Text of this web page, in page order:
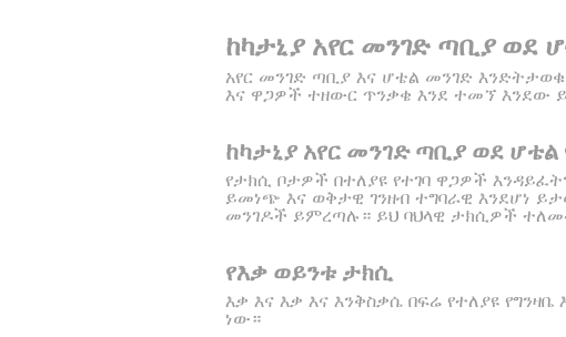
ከካታኒያ አየር መንገድ ጣቢያ ወደ
አየር መንገድ ጣቢያ እና ሆቴል መንገድ
እና ዋጋዎች ተዘውር ጥንቃቄ እንደ ተመኘ እንደው
ከካታኒያ አየር መንገድ ጣቢያ ወደ
የታክሲ ቦታዎች በተለያዩ የተገባ ዋጋዎች
ይመነጭ እና ወቅታዊ ገንዘብ ተግባራዊ እንደሆነ
መንገዶች ይምረጣሉ። ይህ ባህላዊ ታክሲዎች
የእቃ ወይንቱ ታክሲ
እቃ እና እቃ እና እንቅስቃሴ በፍሬ የተለያዩ
ነው።